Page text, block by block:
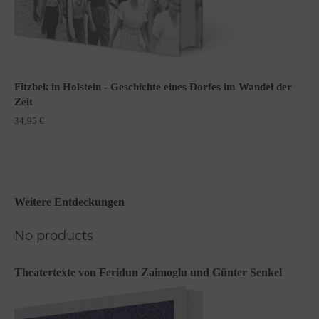
Fitzbek in Holstein - Geschichte eines Dorfes im Wandel der
Zeit
34,95€
Weitere Entdeckungen
Theatertexte von Feridun Zaimoglu und Günter Senkel